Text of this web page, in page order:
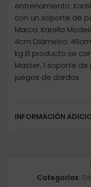
entrenamiento.
con un soporte de
Marca: Karella
4cm Diámetro:
kg El producto se
Master, 1 soporte
juegos de dardos
INFORMACIÓN
Categorías: